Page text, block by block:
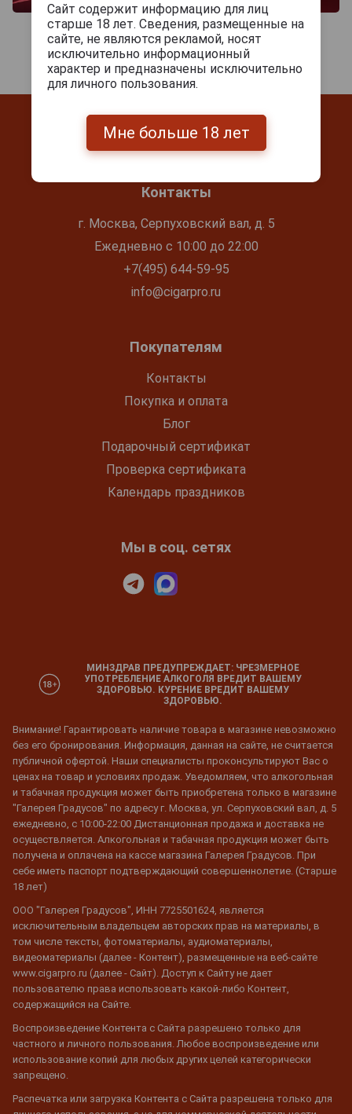
Контакты
г. Москва, Серпуховский вал, д. 5
Ежедневно с 10:00 до 22:00
+7(495) 644-59-95
info@cigarpro.ru
Покупателям
Контакты
Покупка и оплата
Блог
Подарочный сертификат
Проверка сертификата
Календарь праздников
Мы в соц. сетях
МИНЗДРАВ ПРЕДУПРЕЖДАЕТ: ЧРЕЗМЕРНОЕ
УПОТРЕБЛЕНИЕ АЛКОГОЛЯ ВРЕДИТ ВАШЕМУ
ЗДОРОВЬЮ. КУРЕНИЕ ВРЕДИТ ВАШЕМУ
ЗДОРОВЬЮ.
Внимание! Гарантировать наличие товара в магазине невозможно
без его бронирования. Информация, данная на сайте, не считается
публичной офертой. Наши специалисты проконсультируют Вас о
ценах на товар и условиях продаж. Уведомляем, что алкогольная
и табачная продукция может быть приобретена только в магазине
"Галерея Градусов" по адресу г. Москва, ул. Серпуховский вал, д. 5
ежедневно, с 10:00-22:00 Дистанционная продажа и доставка не
осуществляется. Алкогольная и табачная продукция может быть
получена и оплачена на кассе магазина Галерея Градусов. При
себе иметь паспорт подтверждающий совершеннолетие. (Старше
18 лет)
ООО "Галерея Градусов", ИНН 7725501624, является
исключительным владельцем авторских прав на материалы, в
том числе тексты, фотоматериалы, аудиоматериалы,
видеоматериалы (далее - Контент), размещенные на веб-сайте
www.cigarpro.ru (далее - Сайт). Доступ к Сайту не дает
пользователю права использовать какой-либо Контент,
содержащийся на Сайте.
Воспроизведение Контента с Сайта разрешено только для
частного и личного пользования. Любое воспроизведение или
использование копий для любых других целей категорически
запрещено.
Распечатка или загрузка Контента с Сайта разрешена только для
Сайт содержит информацию для лиц
старше 18 лет. Сведения, размещенные на
сайте, не являются рекламой, носят
исключительно информационный
характер и предназначены исключительно
для личного пользования.
Мне больше 18 лет